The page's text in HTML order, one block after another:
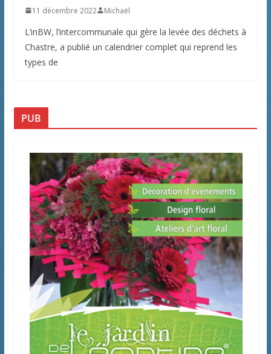
11 décembre 2022 Michaël
L’inBW, l’intercommunale qui gère la levée des déchets à
Chastre, a publié un calendrier complet qui reprend les
types de
PUB